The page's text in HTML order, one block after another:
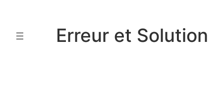
contenu
Erreur et Solution